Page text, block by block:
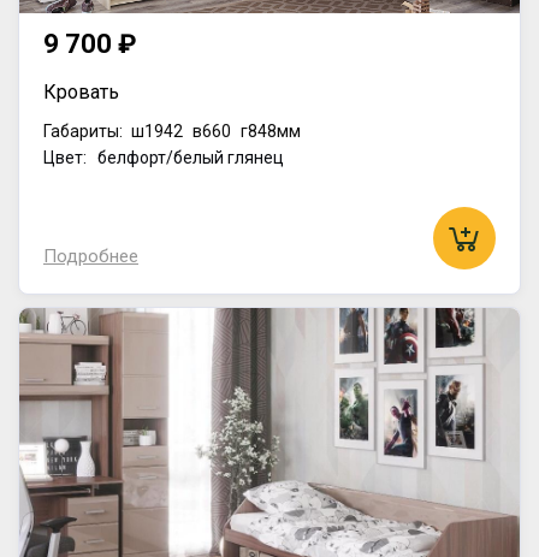
9 700 ₽
Кровать
Габариты: ш1942 в660 г848мм
Цвет: белфорт/белый глянец
Подробнее